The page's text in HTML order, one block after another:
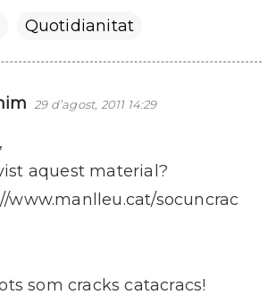
Quotidianitat
29 d’agost, 2011 14:29
aquest material?
www.manlleu.cat/socuncrac
som cracks catacracs!